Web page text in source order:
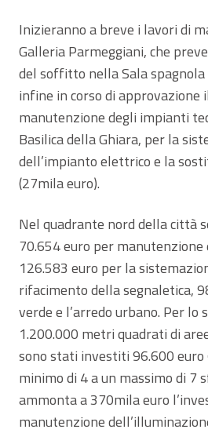
Inizieranno a breve i lavori di
Galleria Parmeggiani, che
del soffitto nella Sala spagnola
infine in corso di
manutenzione degli impianti
Basilica della Ghiara, per la
dell’impianto elettrico e la
(27mila euro).
Nel quadrante nord della città
70.654 euro per
126.583 euro per la
rifacimento della segnaletica,
verde e l’arredo urbano. Per lo
1.200.000 metri quadrati di
sono stati investiti 96.600 euro
minimo di 4 a un massimo di 7
ammonta a 370mila euro
manutenzione